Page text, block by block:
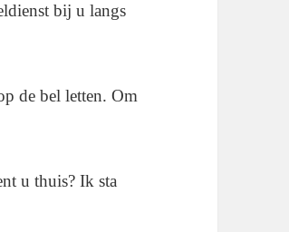
bij u langs
de bel letten. Om
u thuis? Ik sta